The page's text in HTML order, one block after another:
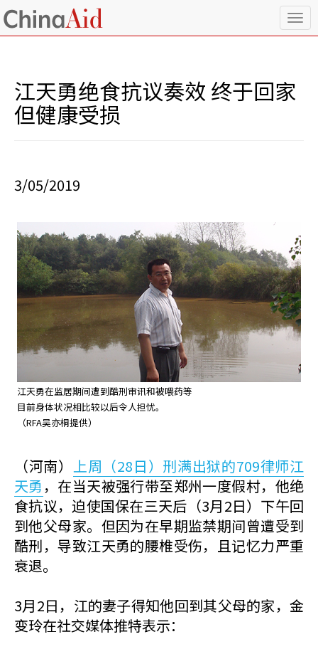
T
o
n
江天勇绝食抗议奏效 终于回家
但健康受损
3/05/2019
江天勇在监居期间遭到酷刑审讯和被喂药等
目前身体状况相比较以后令人担忧。
（RFA吴亦桐提供）
（河南） 上周（28日）刑满出狱的709律师江
天勇 ，在当天被强行带至郑州一度假村，他绝
食抗议，迫使国保在三天后（3月2日）下午回
到他父母家。但因为在早期监禁期间曾遭受到
酷刑，导致江天勇的腰椎受伤，且记忆力严重
衰退。
3月2日，江的妻子得知他回到其父母的家，金
变玲在社交媒体推特表示：